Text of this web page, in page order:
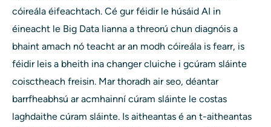
cóireála éifeachtach. Cé gur féidir le húsáid AI in
éineacht le Big Data lianna a threorú chun diagnóis a
bhaint amach nó teacht ar an modh cóireála is fearr, is
féidir leis a bheith ina changer cluiche i gcúram sláinte
coisctheach freisin. Mar thoradh air seo, déantar
barrfheabhsú ar acmhainní cúram sláinte le costas
laghdaithe cúram sláinte. Is aitheantas é an t-aitheantas